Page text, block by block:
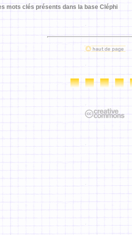
mots clés présents dans la base Cléphi